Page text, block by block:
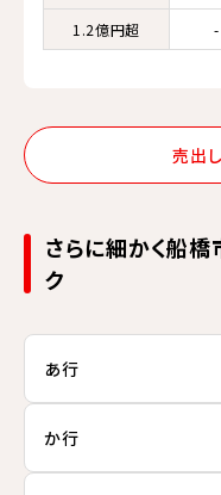
1.2億円超
-
売出
さらに細かく船
ク
あ行
か行